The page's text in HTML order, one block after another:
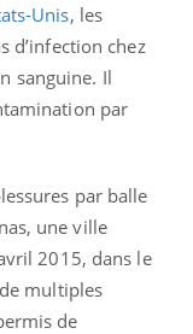
Unis, les
d’infection chez
sanguine. Il
par
par balle
une ville
2015, dans le
multiples
de